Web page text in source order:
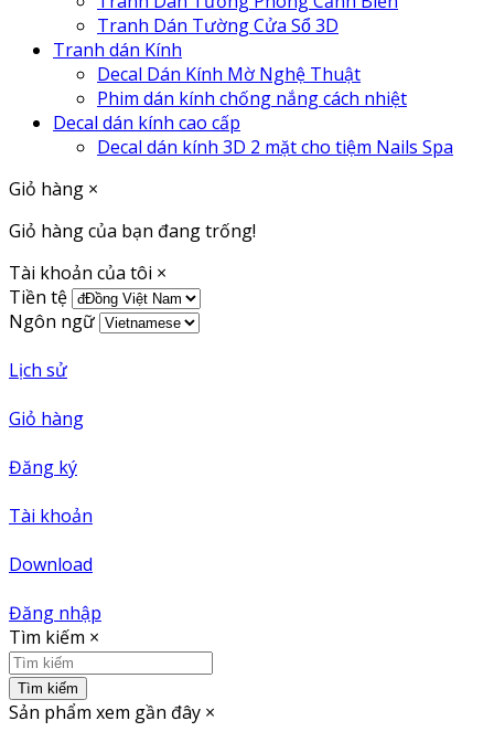
Tranh Dán Tường Cửa Sổ 3D
Tranh dán Kính
Decal Dán Kính Mờ Nghệ Thuật
Phim dán kính chống nắng cách nhiệt
Decal dán kính cao cấp
Decal dán kính 3D 2 mặt cho tiệm Nails Spa
Giỏ hàng ×
Giỏ hàng của bạn đang trống!
Tài khoản của tôi ×
Tiền tệ
Ngôn ngữ
Lịch sử
Giỏ hàng
Đăng ký
Tài khoản
Download
Đăng nhập
Tìm kiếm ×
Tìm kiếm
Sản phẩm xem gần đây ×